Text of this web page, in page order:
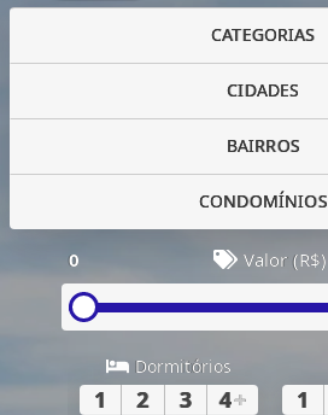
CATEGORIAS
CIDADES
BAIRROS
CONDOMÍNIOS
0 Valor (R$)
Dormitórios
1 2 3 4+ 1